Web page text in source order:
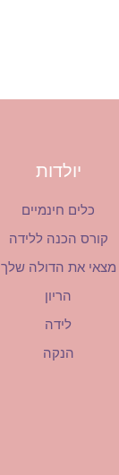
יולדות
כלים חינמיים
קורס הכנה ללידה
מצאי את הדולה שלך
הריון
לידה
הנקה